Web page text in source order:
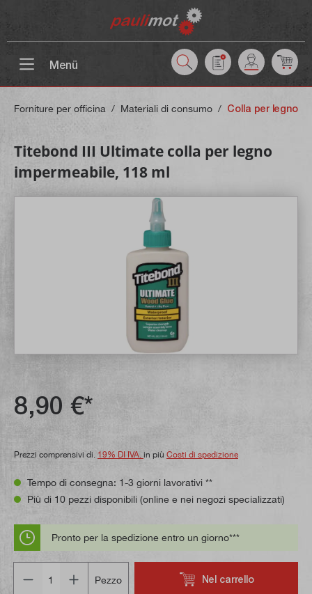
Menü
Forniture per officina / Materiali di consumo / Colla per legno
Titebond III Ultimate colla per legno
impermeabile, 118 ml
8,90 €*
Prezzi comprensivi di. 19% DI IVA. in più Costi di spedizione
Tempo di consegna: 1-3 giorni lavorativi **
Più di 10 pezzi disponibili (online e nei negozi specializzati)
Pronto per la spedizione entro un giorno***
Pezzo
Nel carrello